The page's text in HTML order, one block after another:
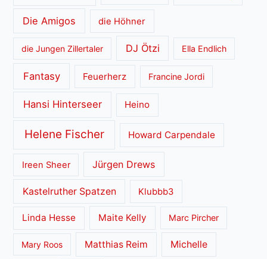
Die Amigos die Höhner
die Jungen Zillertaler DJ Ötzi Ella Endlich
Fantasy Feuerherz Francine Jordi
Hansi Hinterseer Heino
Helene Fischer Howard Carpendale
Ireen Sheer Jürgen Drews
Kastelruther Spatzen Klubbb3
Linda Hesse Maite Kelly Marc Pircher
Mary Roos Matthias Reim Michelle